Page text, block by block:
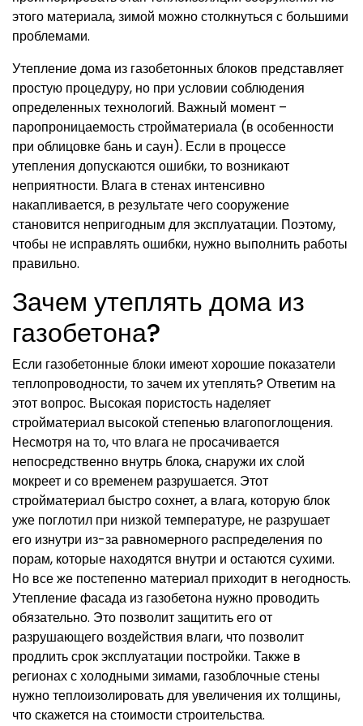
этого материала, зимой можно столкнуться с большими
проблемами.
Утепление дома из газобетонных блоков представляет
простую процедуру, но при условии соблюдения
определенных технологий. Важный момент –
паропроницаемость стройматериала (в особенности
при облицовке бань и саун). Если в процессе
утепления допускаются ошибки, то возникают
неприятности. Влага в стенах интенсивно
накапливается, в результате чего сооружение
становится непригодным для эксплуатации. Поэтому,
чтобы не исправлять ошибки, нужно выполнить работы
правильно.
Зачем утеплять дома из
газобетона?
Если газобетонные блоки имеют хорошие показатели
теплопроводности, то зачем их утеплять? Ответим на
этот вопрос. Высокая пористость наделяет
стройматериал высокой степенью влагопоглощения.
Несмотря на то, что влага не просачивается
непосредственно внутрь блока, снаружи их слой
мокреет и со временем разрушается. Этот
стройматериал быстро сохнет, а влага, которую блок
уже поглотил при низкой температуре, не разрушает
его изнутри из-за равномерного распределения по
порам, которые находятся внутри и остаются сухими.
Но все же постепенно материал приходит в негодность.
Утепление фасада из газобетона нужно проводить
обязательно. Это позволит защитить его от
разрушающего воздействия влаги, что позволит
продлить срок эксплуатации постройки. Также в
регионах с холодными зимами, газоблочные стены
нужно теплоизолировать для увеличения их толщины,
что скажется на стоимости строительства.